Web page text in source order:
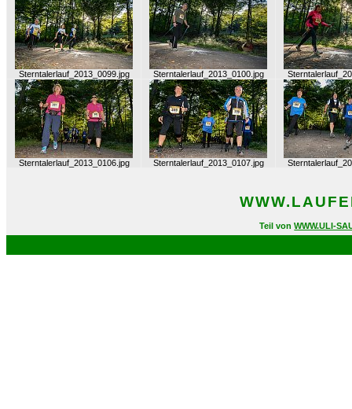
Sterntalerlauf_2013_0099.jpg Sterntalerlauf_2013_0100.jpg
Sterntalerlauf_2013_0106.jpg Sterntalerlauf_2013_0107.jpg
Teil vonWWW.ULI-